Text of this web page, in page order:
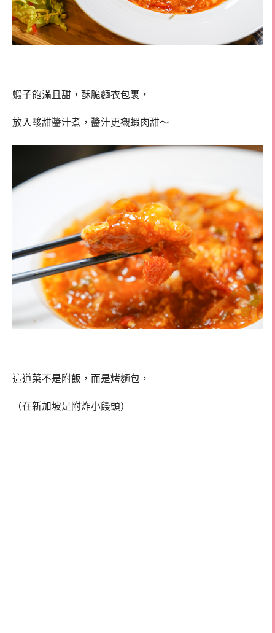
蝦子飽滿且甜，酥脆麵衣包裹，
放入酸甜醬汁煮，醬汁更襯蝦肉甜～
這道菜不是附飯，而是烤麵包，
（在新加坡是附炸小饅頭）